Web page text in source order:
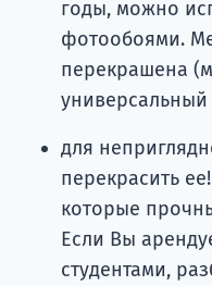
годы, можно
фотообоями.
перекрашена
для
перекрасить
которые
Если Вы
студентами,